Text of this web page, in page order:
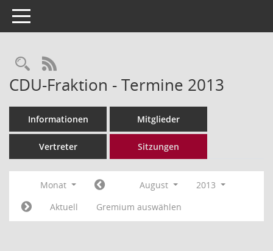
Toggle navigation
Rechercheauswahl
RSS-Feed
CDU-Fraktion - Termine 2013
Informationen Mitglieder
Vertreter Sitzungen
Monat August
2013
Aktuell
Gremium auswählen